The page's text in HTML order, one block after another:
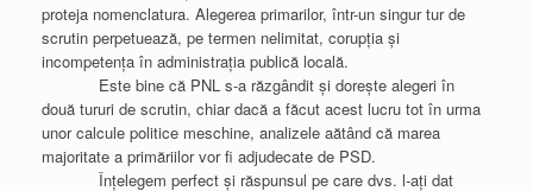
proteja nomenclatura. Alegerea primarilor, într-un singur tur de
scrutin perpetuează, pe termen nelimitat, corupţia şi
incompetenţa în administraţia publică locală.
Este bine că PNL s-a răzgândit și dorește alegeri în
două tururi de scrutin, chiar dacă a făcut acest lucru tot în urma
unor calcule politice meschine, analizele aătând că marea
majoritate a primăriilor vor fi adjudecate de PSD.
Înțelegem perfect și răspunsul pe care dvs. l-ați dat